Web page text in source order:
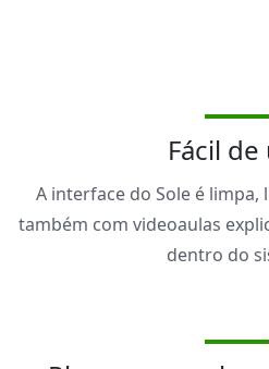
Fácil
A interface do Sole é
também com videoaulas
dentro do